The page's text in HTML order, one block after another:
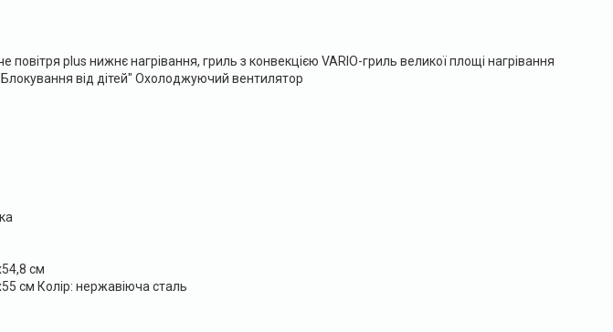
повітря plus нижнє нагрівання, гриль з конвекцією VARIO-гриль великої площі нагрівання
від дітей" Охолоджуючий вентилятор
см
см Колір: нержавіюча сталь